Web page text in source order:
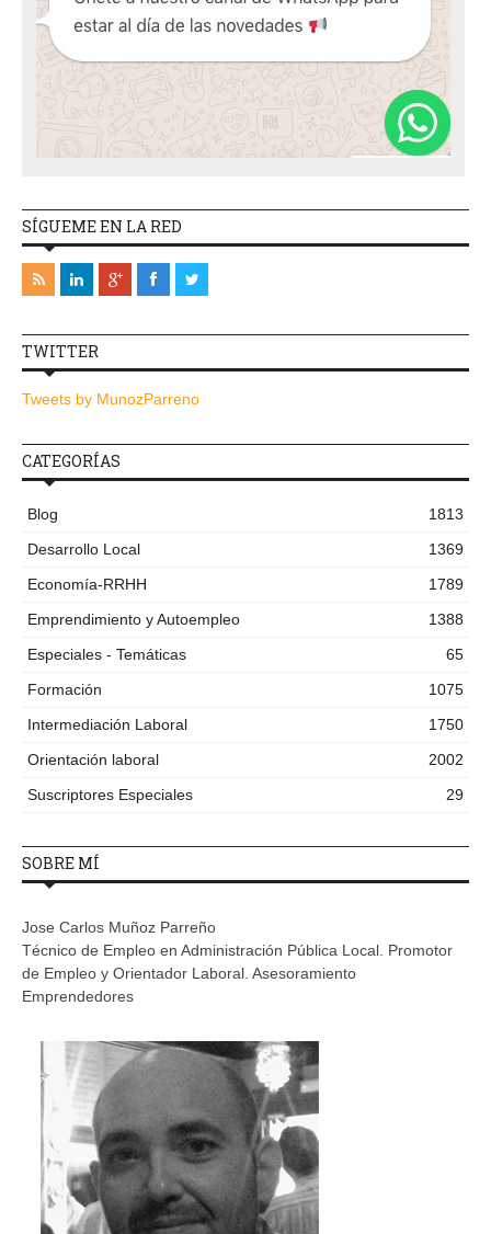
SÍGUEME EN LA RED
TWITTER
Tweets by MunozParreno
CATEGORÍAS
Blog
1813
Desarrollo Local
1369
Economía-RRHH
1789
Emprendimiento y Autoempleo
1388
Especiales - Temáticas
65
Formación
1075
Intermediación Laboral
1750
Orientación laboral
2002
Suscriptores Especiales
29
SOBRE MÍ
Jose Carlos Muñoz Parreño
Técnico de Empleo en Administración Pública Local. Promotor
de Empleo y Orientador Laboral. Asesoramiento
Emprendedores